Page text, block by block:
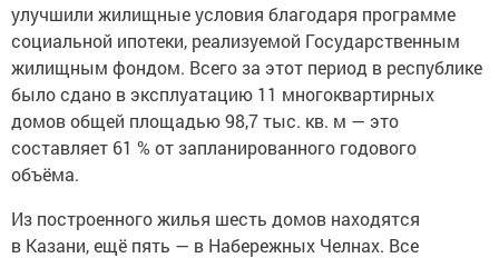
улучшили жилищные условия благодаря программе
социальной ипотеки, реализуемой Государственным
жилищным фондом. Всего за этот период в республике
было сдано в эксплуатацию 11 многоквартирных
домов общей площадью 98,7 тыс. кв. м — это
составляет 61 % от запланированного годового
объёма.
Из построенного жилья шесть домов находятся
в Казани, ещё пять — в Набережных Челнах. Все